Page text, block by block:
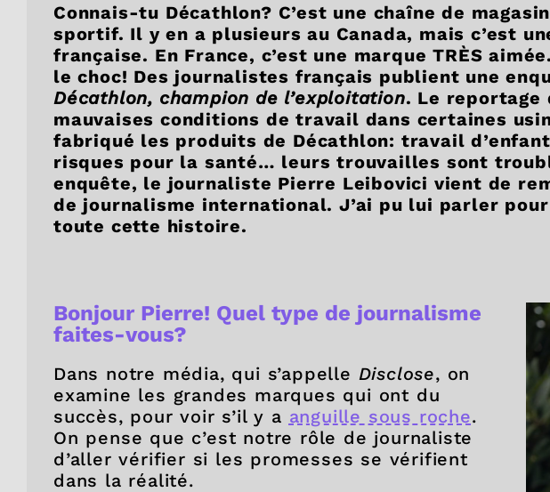
Connais-tu Décathlon? C’est une chaîne de
sportif. Il y en a plusieurs au Canada, mais c’est
française. En France, c’est une marque TRÈS
le choc! Des journalistes français publient une
Décathlon, champion de l’exploitation. Le reportage
mauvaises conditions de travail dans certaines
fabriqué les produits de Décathlon: travail
risques pour la santé… leurs trouvailles sont
enquête, le journaliste Pierre Leibovici vient de
de journalisme international. J’ai pu lui parler pour
toute cette histoire.
Bonjour Pierre! Quel type de journalisme
faites-vous?
Dans notre média, qui s’appelle Disclose, on
examine les grandes marques qui ont du
succès, pour voir s’il y a anguille sous roche.
On pense que c’est notre rôle de journaliste
d’aller vérifier si les promesses se vérifient
dans la réalité.